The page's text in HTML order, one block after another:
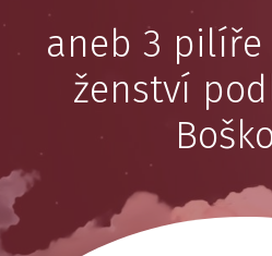
aneb 3
ženství